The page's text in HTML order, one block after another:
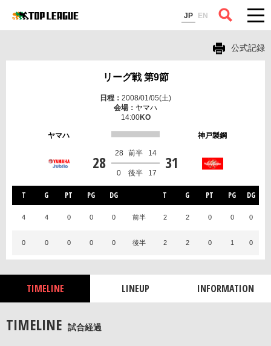
JP EN
コラム
公式記録
リーグ戦 第9節
2008/01/05(土)
ヤマハ
14:00
ヤマハ 神戸製鋼
28 31
前半
28 14
後半
0 17
T G PT PG DG T G PT PG DG
4 4 0 0 0 前半 2 2 0 0 0
0 0 0 0 0 後半 2 2 0 1 0
TIMELINE LINEUP INFORMATION
TIMELINE 試合経過